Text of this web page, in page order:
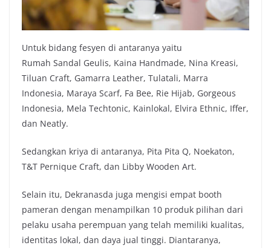
Untuk bidang fesyen di antaranya yaitu
Rumah Sandal Geulis, Kaina Handmade, Nina Kreasi,
Tiluan Craft, Gamarra Leather, Tulatali, Marra
Indonesia, Maraya Scarf, Fa Bee, Rie Hijab, Gorgeous
Indonesia, Mela Techtonic, Kainlokal, Elvira Ethnic, Iffer,
dan Neatly.
Sedangkan kriya di antaranya, Pita Pita Q, Noekaton,
T&T Pernique Craft, dan Libby Wooden Art.
Selain itu, Dekranasda juga mengisi empat booth
pameran dengan menampilkan 10 produk pilihan dari
pelaku usaha perempuan yang telah memiliki kualitas,
identitas lokal, dan daya jual tinggi. Diantaranya,